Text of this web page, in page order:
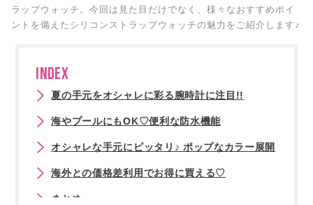
ラップウォッチ。今回は見た目だけでなく、様々なおすすめポイ
ントを備えたシリコンストラップウォッチの魅力をご紹介します♪
INDEX
夏の手元をオシャレに彩る腕時計に注目!!
海やプールにもOK♡便利な防水機能
オシャレな手元にピッタリ♪ ポップなカラー展開
海外との価格差利用でお得に買える♡
まとめ